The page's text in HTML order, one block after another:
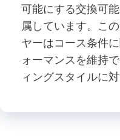
可能にする交換可
属しています。こ
ヤーはコース条件
ォーマンスを維持
ィングスタイルに